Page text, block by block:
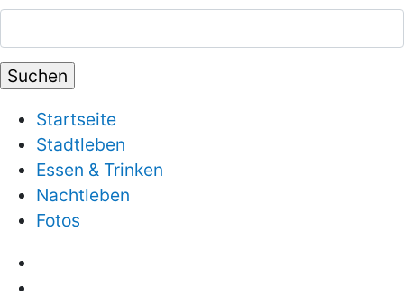
Startseite
Stadtleben
Essen & Trinken
Nachtleben
Fotos